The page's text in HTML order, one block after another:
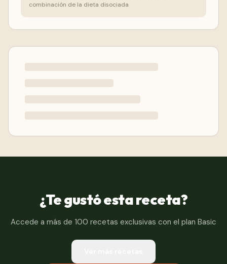
combinación de la dieta disociada
¿Te gustó esta receta?
Accede a más de 100 recetas exclusivas con el plan Basic